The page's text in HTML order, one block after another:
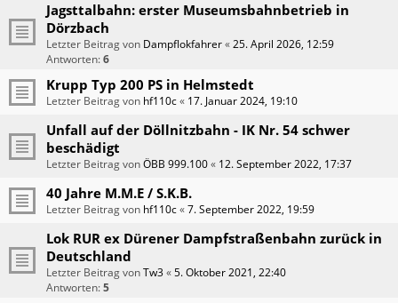
Jagsttalbahn: erster Museumsbahnbetrieb in
Dörzbach
Letzter Beitrag von Dampflokfahrer«25. April 2026, 12:59
Antworten:6
Krupp Typ 200 PS in Helmstedt
Letzter Beitrag von hf110c« 17. Januar 2024, 19:10
Unfall auf der Döllnitzbahn - IK Nr. 54 schwer
beschädigt
Letzter Beitrag vonÖBB 999.100« 12. September 2022, 17:37
40 Jahre M.M.E / S.K.B.
Letzter Beitrag von hf110c«7. September 2022, 19:59
Lok RUR ex Dürener Dampfstraßenbahn zurück in
Deutschland
Letzter Beitrag vonTw3«5. Oktober 2021, 22:40
Antworten:5